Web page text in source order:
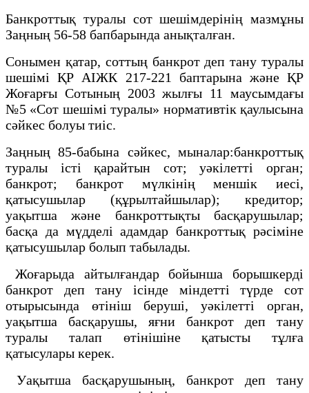
Банкроттық туралы сот шешімдерінің мазмұны
Заңның 56-58 бапбарында анықталған.
Сонымен қатар, соттың банкрот деп тану туралы
шешімі ҚР АІЖК 217-221 баптарына және ҚР
Жоғарғы Сотының 2003 жылғы 11 маусымдағы
№5 «Сот шешімі туралы» нормативтік қаулысына
сәйкес болуы тиіс.
Заңның 85-бабына сәйкес, мыналар:банкроттық
туралы істі қарайтын сот; уәкілетті орган;
банкрот; банкрот мүлкiнің меншiк иесі,
қатысушылар (құрылтайшылар); кредитор;
уақытша және банкроттықты басқарушылар;
басқа да мүдделі адамдар банкроттық рәсіміне
қатысушылар болып табылады.
Жоғарыда айтылғандар бойынша борышкерді
банкрот деп тану ісінде міндетті түрде сот
отырысында өтініш беруші, уәкілетті орган,
уақытша басқарушы, яғни банкрот деп тану
туралы талап өтінішіне қатысты тұлға
қатысулары керек.
Уақытша басқарушының, банкрот деп тану